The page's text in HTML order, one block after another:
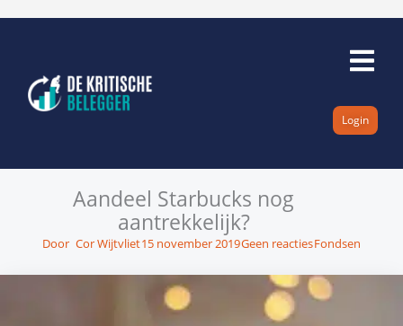
inhoud
Login
Aandeel Starbucks nog
aantrekkelijk?
Door Cor Wijtvliet15 november 2019Geen reactiesFondsen